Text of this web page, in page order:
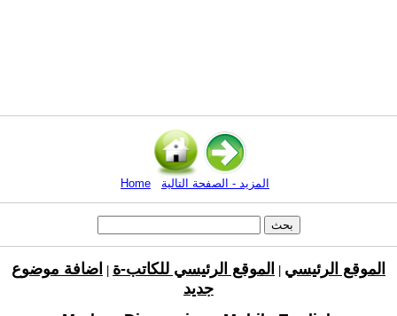
Home المزيد - الصفحة التالية
الموقع الرئيسي الموقع الرئيسي للكاتب-ة
اضافة موضوع
جديد